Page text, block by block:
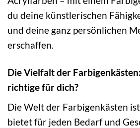
du deine künstlerischen
und deine ganz persönlichen
erschaffen.
Die Vielfalt der
richtige für dich?
Die Welt der Farbigenkästen
bietet für jeden Bedarf und